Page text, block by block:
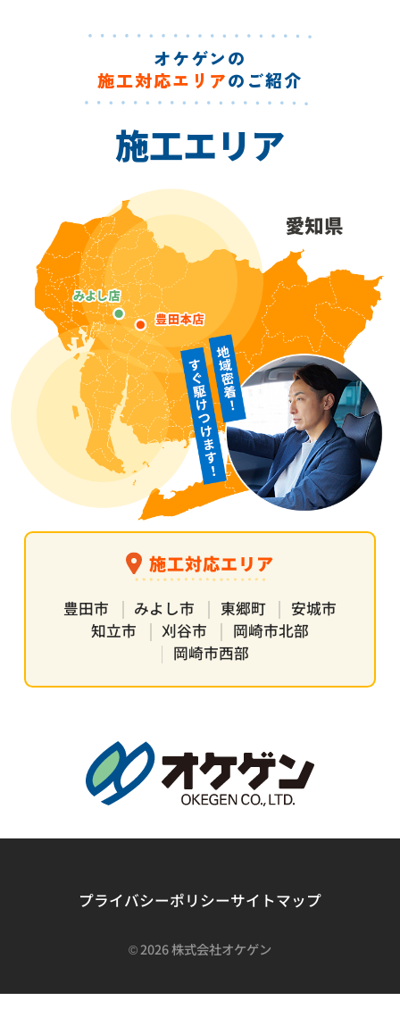
オケゲンの
施工対応エリアのご紹介
施工エリア
施工対応エリア
豊田市 みよし市 東郷町
安城市
知立市
刈谷市
岡崎市北部
岡崎市西部
プライバシーポリシーサイトマップ
©2026 株式会社オケゲン